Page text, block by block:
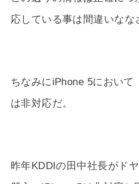
応している事は間違いなな
ちなみにiPhone 5において
は非対応だ。
昨年KDDIの田中社長がド